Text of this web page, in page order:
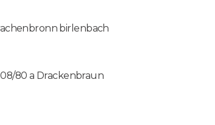
birlenbach
80 a Drackenbraun